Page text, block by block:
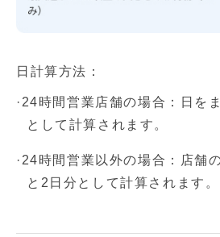
日計算方法：
·24時間営業店舗の場合：日を
として計算されます。
·24時間営業以外の場合：店舗
と2日分として計算されます。